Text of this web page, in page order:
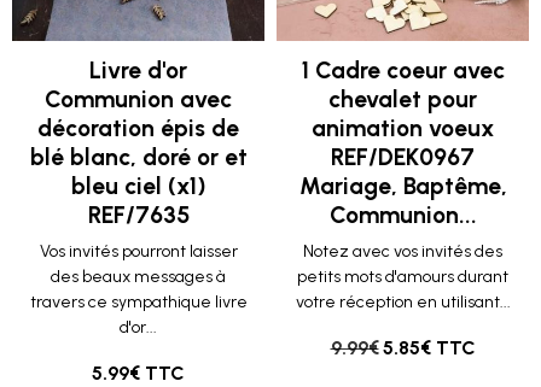
Livre d'or
Communion avec
décoration épis de
blé blanc, doré or et
bleu ciel (x1)
REF/7635
Vos invités pourront laisser
des beaux messages à
travers ce sympathique livre
d'or...
5.99€ TTC
1 Cadre coeur avec
chevalet pour
animation voeux
REF/DEK0967
Mariage, Baptême,
Communion...
Notez avec vos invités des
petits mots d'amours durant
votre réception en utilisant...
9.99€5.85€ TTC